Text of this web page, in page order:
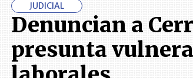
JUDICIAL
Denuncian a
presunta